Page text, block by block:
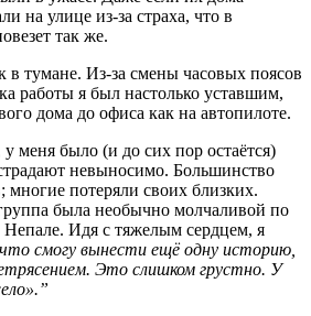
на улице из-за страха, что в
так же.
в тумане. Из-за смены часовых поясов
работы я был настолько уставшим,
дома до офиса как на автопилоте.
меня было (и до сих пор остаётся)
невыносимо. Большинство
потеряли своих близких.
была необычно молчаливой по
Идя с тяжелым сердцем, я
смогу вынести ещё одну историю,
Это слишком грустно. У